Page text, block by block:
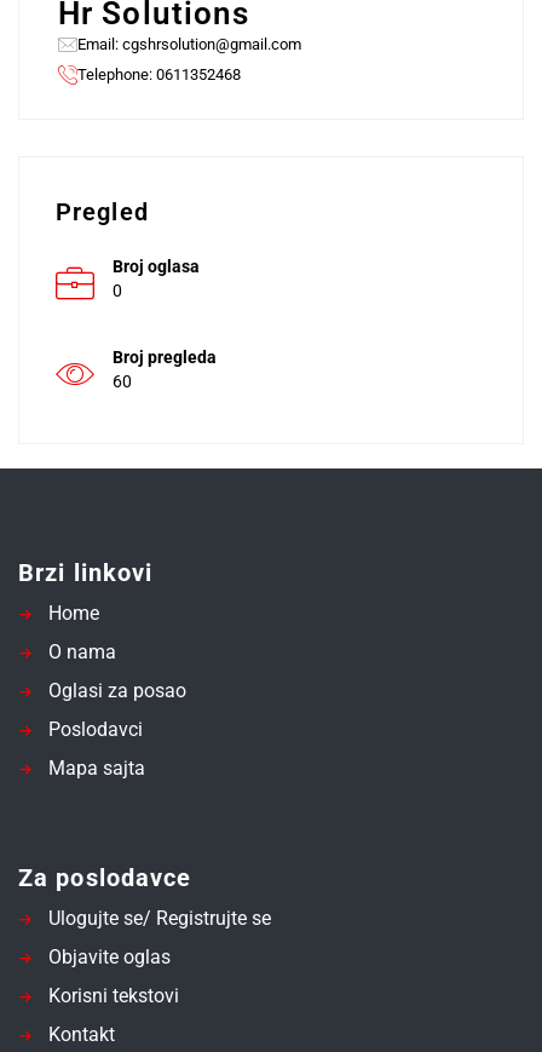
Hr Solutions
Email: cgshrsolution@gmail.com
Telephone: 0611352468
Pregled
Broj oglasa
0
Broj pregleda
60
Brzi linkovi
Home
O nama
Oglasi za posao
Poslodavci
Mapa sajta
Za poslodavce
Ulogujte se/ Registrujte se
Objavite oglas
Korisni tekstovi
Kontakt